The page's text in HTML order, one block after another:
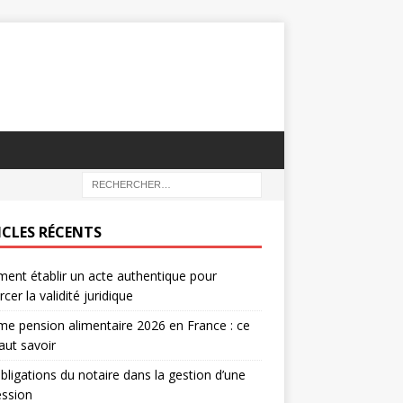
RÉCENTS
établir un acte authentique pour
la validité juridique
pension alimentaire 2026 en France : ce
savoir
du notaire dans la gestion d’une